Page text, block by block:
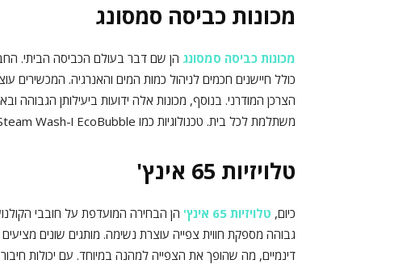
מכונות כביסה סמסונג
מכונות כביסה סמסונג הן שם דבר בעולם הכביסה הביתי.
כולל חיישנים חכמים לניהול כמות המים והאנרגיה. המכשירים
הצרכן המודרני. בנוסף, מכונות אלה ידועות ביעילותן
משתלמת לכל בית. טכנולוגיות כמו EcoBubble ו-Steam Wash מסייעות בהסרת כתמים קשים ושמירה על איכות הבגדים.
טלויזיות 65 אינץ'
כיום, טלויזיות 65 אינץ'
הן הבחירה המועדפת על חובבי
דינמיים, מה שהופך את הצפייה למהנה במיוחד. עם יכולות